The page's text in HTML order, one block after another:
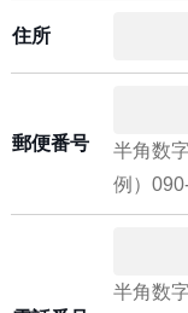
住所
郵便番号
半角数
例）
半角数